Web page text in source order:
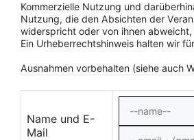
Kommerzielle Nutzung und
Nutzung, die den Absichten der
widerspricht oder von ihnen
Ein Urheberrechtshinweis halten wir
Ausnahmen vorbehalten (siehe auch
Name und E-
Mail